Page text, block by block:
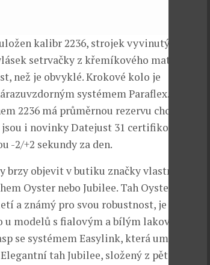
kalibr 2236, strojek vyvinutý a
setrvačky z křemíkového materiálu
než je obvyklé. Krokové kolo je
systémem Paraflex.
2236 má průměrnou rezervu chodu 55
i novinky Datejust 31 certifikovány
-2/+2 sekundy za den.
brzy objevit v butiku značky vlastněným
Oyster nebo Jubilee. Tah Oyster,
a známý pro svou robustnost, je složený
modelů s fialovým a bílým lakovaným
se systémem Easylink, která umožňuje
tah Jubilee, složený z pěti řad